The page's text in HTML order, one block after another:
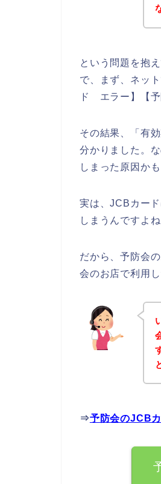
という問題を抱
で、まず、ネッ
ド エラー】【
その結果、「有
分かりました。
しまった原因か
実は、JCBカー
しまうんですよね
だから、予防会
会のお店で利用
⇒予防会のJCB